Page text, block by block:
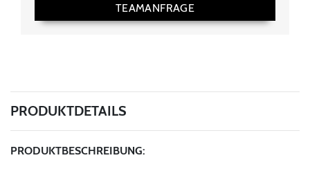
TEAMANFRAGE
PRODUKTDETAILS
PRODUKTBESCHREIBUNG: